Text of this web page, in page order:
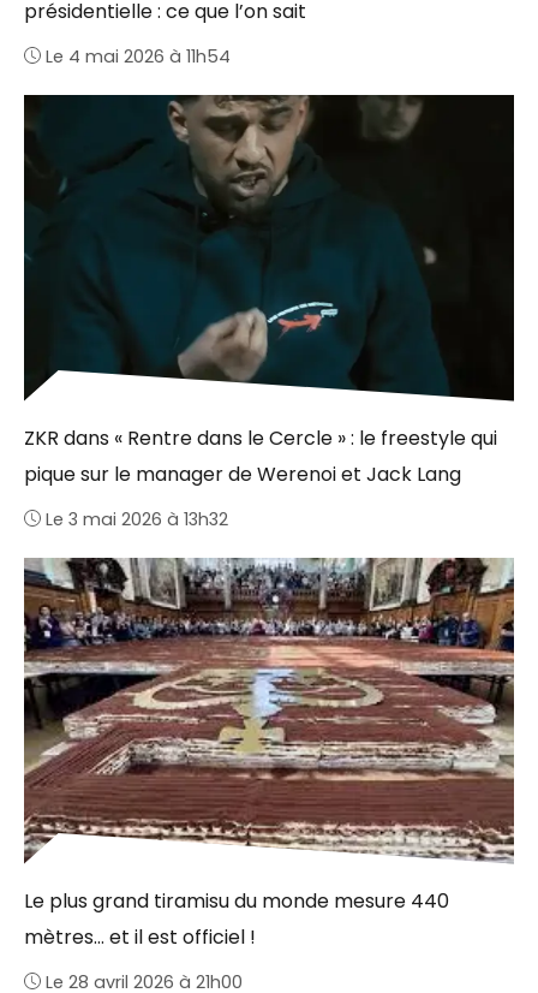
présidentielle : ce que l’on sait
Le 4 mai 2026 à 11h54
ZKR dans « Rentre dans le Cercle » : le freestyle qui
pique sur le manager de Werenoi et Jack Lang
Le 3 mai 2026 à 13h32
Le plus grand tiramisu du monde mesure 440
mètres… et il est officiel !
Le 28 avril 2026 à 21h00